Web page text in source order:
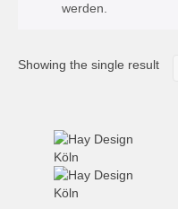
werden.
Showing the single result